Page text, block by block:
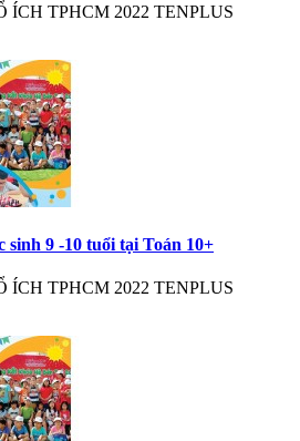
TPHCM 2022 TENPLUS
sinh 9 -10 tuổi tại Toán 10+
TPHCM 2022 TENPLUS